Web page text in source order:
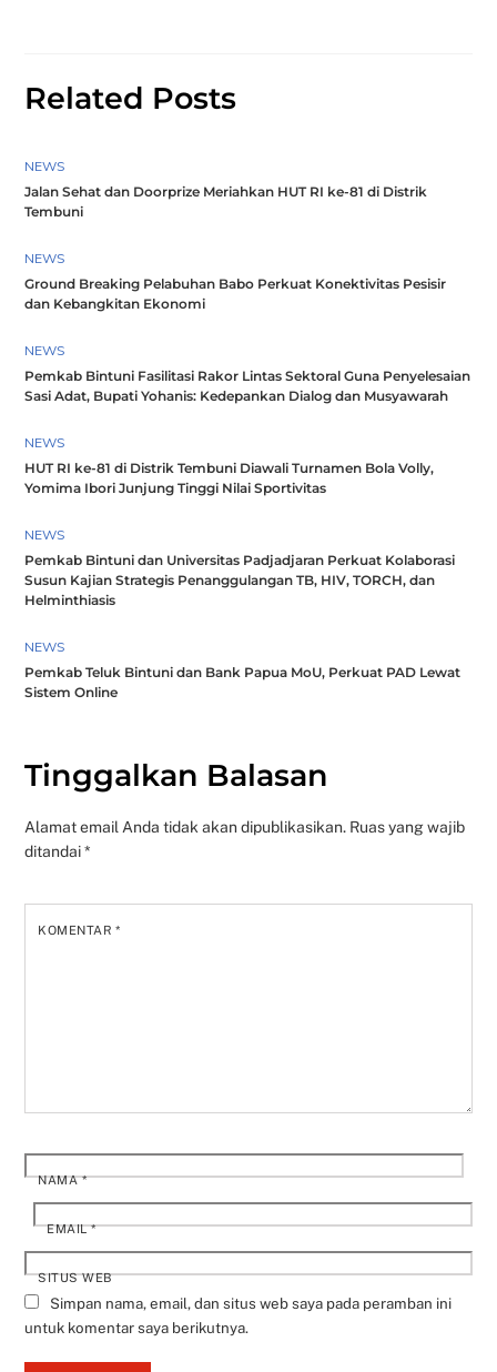
Related Posts
NEWS
Jalan Sehat dan Doorprize Meriahkan HUT RI ke-81 di Distrik
Tembuni
NEWS
Ground Breaking Pelabuhan Babo Perkuat Konektivitas Pesisir
dan Kebangkitan Ekonomi
NEWS
Pemkab Bintuni Fasilitasi Rakor Lintas Sektoral Guna Penyelesaian
Sasi Adat, Bupati Yohanis: Kedepankan Dialog dan Musyawarah
NEWS
HUT RI ke-81 di Distrik Tembuni Diawali Turnamen Bola Volly,
Yomima Ibori Junjung Tinggi Nilai Sportivitas
NEWS
Pemkab Bintuni dan Universitas Padjadjaran Perkuat Kolaborasi
Susun Kajian Strategis Penanggulangan TB, HIV, TORCH, dan
Helminthiasis
NEWS
Pemkab Teluk Bintuni dan Bank Papua MoU, Perkuat PAD Lewat
Sistem Online
Tinggalkan Balasan
Alamat email Anda tidak akan dipublikasikan. Ruas yang wajib
ditandai*
KOMENTAR*
NAMA*
EMAIL*
SITUS WEB
Simpan nama, email, dan situs web saya pada peramban ini
untuk komentar saya berikutnya.